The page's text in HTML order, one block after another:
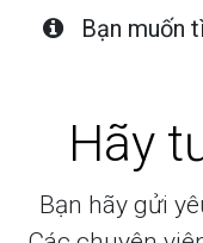
Bạn muốn
Hãy
Bạn hãy gửi